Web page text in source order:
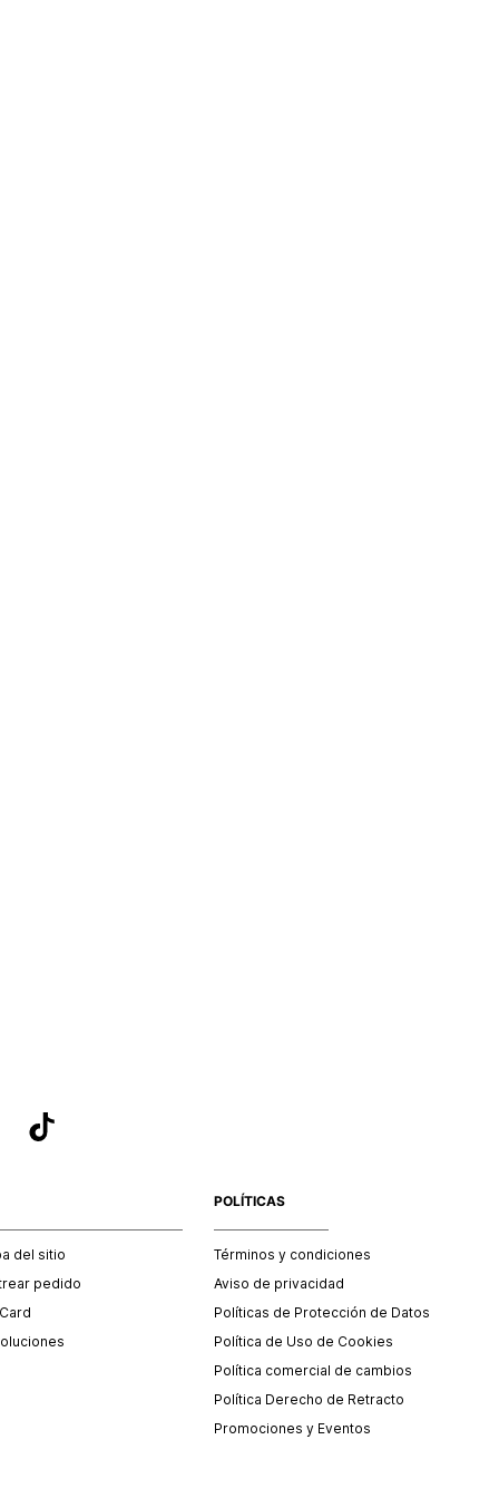
del sitio
pedido
POLÍTICAS
Términos y condiciones
Aviso de privacidad
Políticas de Protección de Datos
Política de Uso de Cookies
Política comercial de cambios
Política Derecho de Retracto
Promociones y Eventos